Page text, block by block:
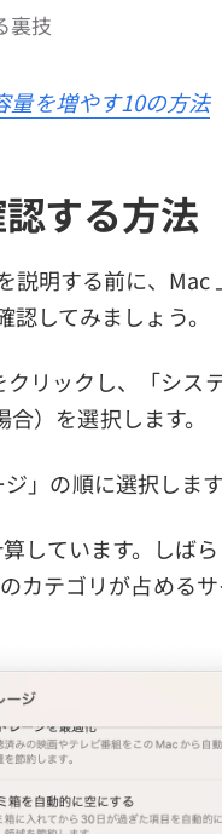
裏技
量を増やす10の方法
する方法
説明する前に、Mac
してみましょう。
リックし、「シス
）を選択します。
」の順に選択します
しています。しば
カテゴリが占めるサ